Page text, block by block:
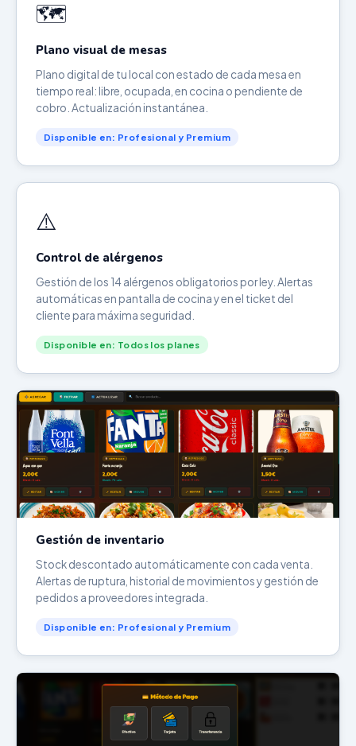
🗺️
Plano visual de mesas
Plano digital de tu local con estado de cada mesa en
tiempo real: libre, ocupada, en cocina o pendiente de
cobro. Actualización instantánea.
Disponible en: Profesional y Premium
⚠️
Control de alérgenos
Gestión de los 14 alérgenos obligatorios por ley. Alertas
automáticas en pantalla de cocina y en el ticket del
cliente para máxima seguridad.
Disponible en: Todos los planes
Gestión de inventario
Stock descontado automáticamente con cada venta.
Alertas de ruptura, historial de movimientos y gestión de
pedidos a proveedores integrada.
Disponible en: Profesional y Premium